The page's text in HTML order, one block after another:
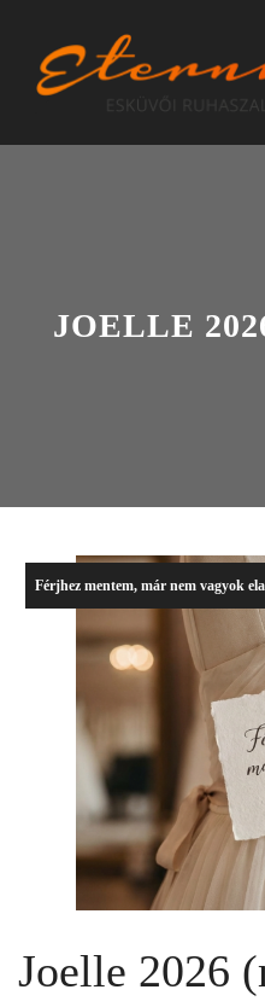
JOELLE
Férjhez mentem, már nem vagyok
Joelle 2026